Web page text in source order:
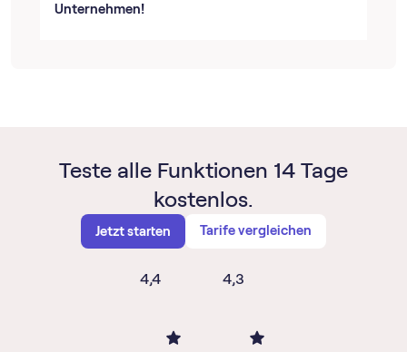
Unternehmen!
Teste alle Funktionen 14 Tage
kostenlos.
Jetzt starten Tarife vergleichen
4,4 4,3